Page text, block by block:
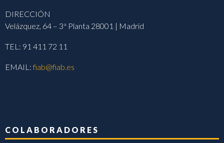
DIRECCIÓN
Velázquez, 64 – 3ª Planta 28001 | Madrid
TEL: 91 411 72 11
EMAIL:fiab@fiab.es
COLABORADORES